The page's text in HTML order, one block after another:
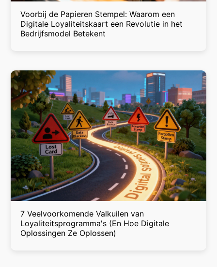
Voorbij de Papieren Stempel: Waarom een
Digitale Loyaliteitskaart een Revolutie in het
Bedrijfsmodel Betekent
7 Veelvoorkomende Valkuilen van
Loyaliteitsprogramma's (En Hoe Digitale
Oplossingen Ze Oplossen)